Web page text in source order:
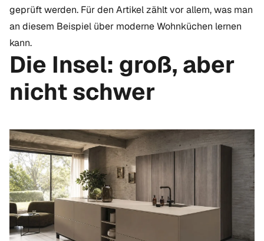
geprüft werden. Für den Artikel zählt vor allem, was man
an diesem Beispiel über moderne Wohnküchen lernen
kann.
Die Insel: groß, aber
nicht schwer